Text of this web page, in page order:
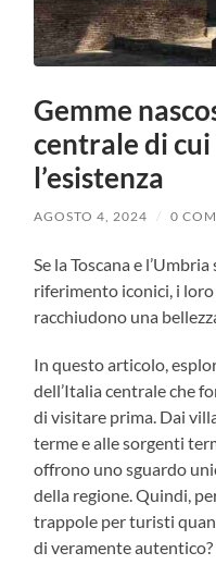
Gemme
centrale di
l’esistenza
AGOSTO 4, 2024 / 0
Se la Toscana e
riferimento iconici, i
racchiudono una
In questo articolo,
dell’Italia centrale che
di visitare prima. Dai
terme e alle sorgenti
offrono uno sguardo
della regione. Quindi,
trappole per turisti
di veramente autentico?